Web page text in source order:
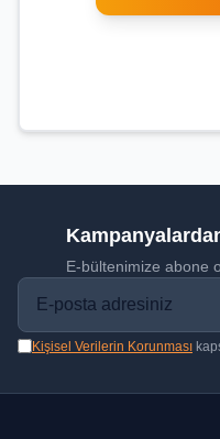
E-bültenimize abone
Kişisel Verilerin Korunması